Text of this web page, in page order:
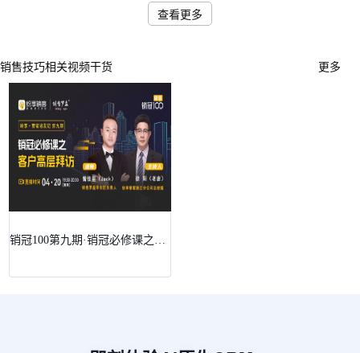
查看更多
销售技巧相关视频干货 更多